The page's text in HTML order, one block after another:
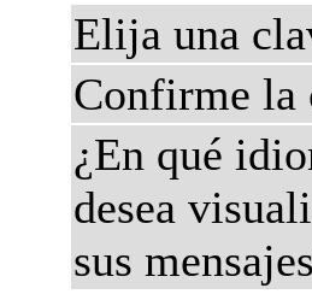
Elija una
Confirme la
¿En qué
desea
sus